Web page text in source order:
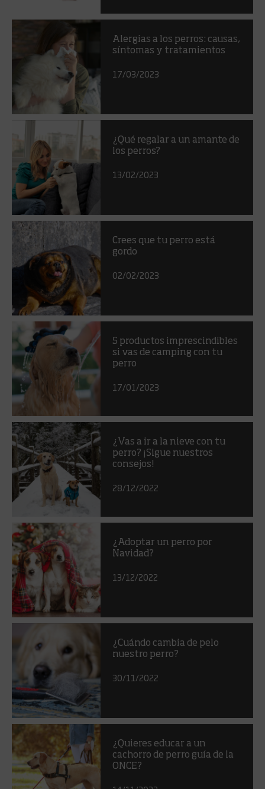
Alergias a los perros: causas,
síntomas y tratamientos
17/03/2023
¿Qué regalar a un amante de
los perros?
13/02/2023
Crees que tu perro está
gordo
02/02/2023
5 productos imprescindibles
si vas de camping con tu
perro
17/01/2023
¿Vas a ir a la nieve con tu
perro? ¡Sigue nuestros
consejos!
28/12/2022
¿Adoptar un perro por
Navidad?
13/12/2022
¿Cuándo cambia de pelo
nuestro perro?
30/11/2022
¿Quieres educar a un
cachorro de perro guía de la
ONCE?